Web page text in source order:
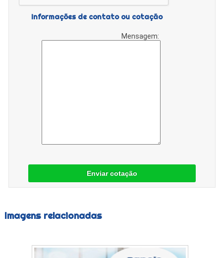
Informações de contato ou cotação
Mensagem:
Enviar cotação
Imagens relacionadas